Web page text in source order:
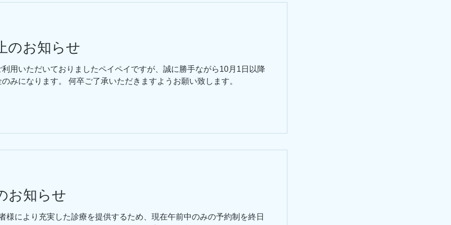
のお知らせ
用いただいておりましたペイペイですが、誠に勝手ながら10月1日以降
みになります。 何卒ご了承いただきますようお願い致します。
お知らせ
様により充実した診療を提供するため、現在午前中のみの予約制を終日